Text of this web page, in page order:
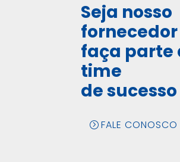
Seja nosso
fornecedor
faça parte
time
de sucesso
FALE CONOSCO